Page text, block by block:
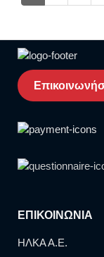
ΕΠΙΚΟΙΝΩΝΙΑ
ΗΛΚΑ Α.Ε.